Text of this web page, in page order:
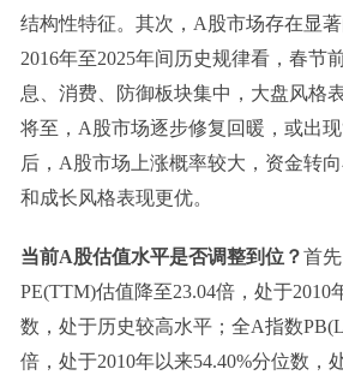
结构性特征。其次，A股市场存在显著
2016年至2025年间历史规律看，春节
息、消费、防御板块集中，大盘风格
将至，A股市场逐步修复回暖，或出
后，A股市场上涨概率较大，资金转
和成长风格表现更优。
当前A股估值水平是否调整到位？首
PE(TTM)估值降至23.04倍，处于2010
数，处于历史较高水平；全A指数
倍，处于2010年以来54.40%分位数，